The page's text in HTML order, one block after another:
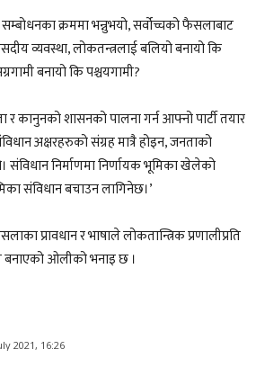
क्रममा भन्नुभयो, सर्वोच्चको फैसलाबाट
व्यवस्था, लोकतन्त्रलाई बलियो बनायो कि
बनायो कि पश्चयगामी?
र कानुनको शासनको पालना गर्न आफ्नो पार्टी तयार
अक्षरहरुको संग्रह मात्रै होइन, जनताको
संविधान निर्माणमा निर्णायक भूमिका खेलेको
संविधान बचाउन लागिनेछ।’
प्रावधान र भाषाले लोकतान्त्रिक प्रणालीप्रति
बनाएको ओलीको भनाइ छ ।
2021, 16:26